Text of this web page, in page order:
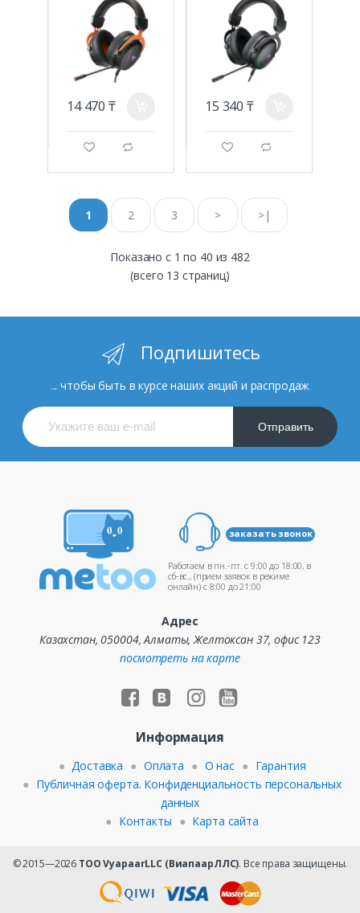
14 470 ₸
g d
15 340 ₸
g d
1 2 3 > >|
Показано с 1 по 40 из 482
(всего 13 страниц)
Подпишитесь
... чтобы быть в курсе наших акций и распродаж
Отправить
заказать звонок
Работаем в пн.-пт. c 9:00 до 18:00, в
сб-вс., (прием заявок в режиме
онлайн) c 8:00 до 21:00
Адрес
Казахстан, 050004, Алматы, Желтоксан 37, офис 123
посмотреть на карте
Информация
Доставка Оплата О нас
Гарантия
Публичная оферта. Конфиденциальность персональных
данных
Контакты
Карта сайта
© 2015—2026 ТОО VyapaarLLC (ВиапаарЛЛС). Все права защищены.